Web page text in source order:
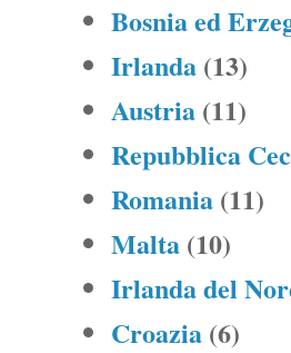
Bosnia ed
Irlanda (13)
Austria (11)
Repubblica
Romania (11)
Malta (10)
Irlanda del
Croazia (6)